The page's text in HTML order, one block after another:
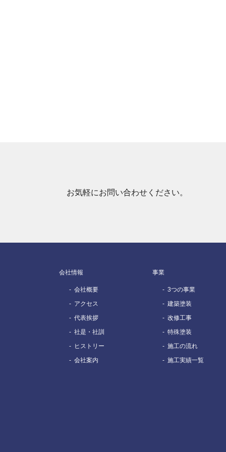
お気軽にお問い合わせください。
会社情報
会社概要
アクセス
代表挨拶
社是・社訓
ヒストリー
会社案内
事業
3つの事業
建築塗装
改修工事
特殊塗装
施工の流れ
施工実績一覧